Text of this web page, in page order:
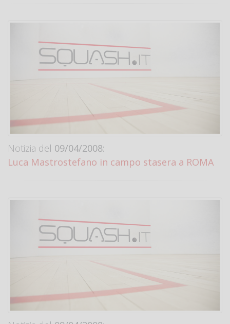
Notizia del 09/04/2008:
Luca Mastrostefano in campo stasera a ROMA